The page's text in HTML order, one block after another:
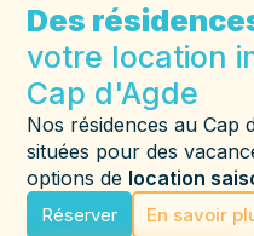
Des
votre location
Cap d'Agde
Nos résidences au Cap
situées pour des
options de location
Réserver En savoir